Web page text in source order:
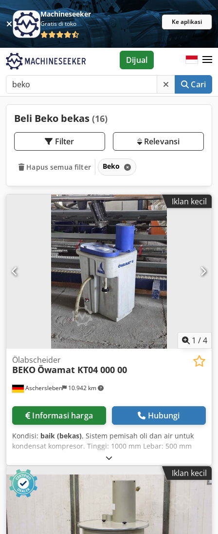
Machineseeker
Gratis di toko Ke aplikasi
Cari
Dijual
Beli Beko bekas (16)
Filter Relevansi
Hapus semua filter Beko
Iklan kecil
1 /4
Aschersleben 10.942 km
Ölabscheider
BEKO Öwamat KT04 000 00
Informasi harga Hubungi
Kondisi: baik (bekas), Sistem pemisah oli dan air untuk
kondensat kompresor. Tinggi: 1000 mm Lebar: 500 mm
Kedalaman: 500 mm Berat: sekitar 20 kg Kondisi: baik,
bekas Djdpezqc Uvsfx Al Aekr
Iklan kecil